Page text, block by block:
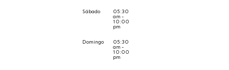
Sábado 05:30
am -
10:00
pm
Domingo 05:30
am -
10:00
pm